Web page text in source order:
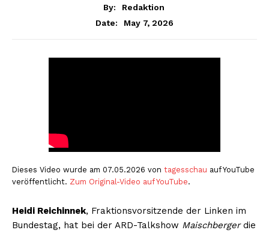
By:
Redaktion
Date:
May 7, 2026
Dieses Video wurde am 07.05.2026 von tagesschau auf YouTube
veröffentlicht. Zum Original-Video auf YouTube.
Heidi Reichinnek, Fraktionsvorsitzende der Linken im
Bundestag, hat bei der ARD-Talkshow Maischbergerdie